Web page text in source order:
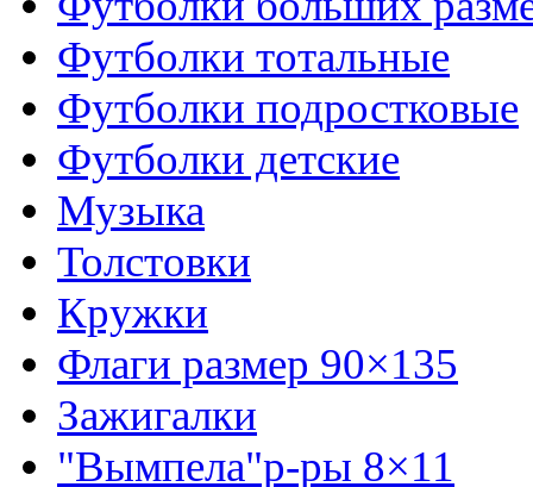
Футболки тотальные
Футболки подростковые
Футболки детские
Музыка
Толстовки
Кружки
Флаги размер 90×135
Зажигалки
"Вымпела"р-ры 8×11